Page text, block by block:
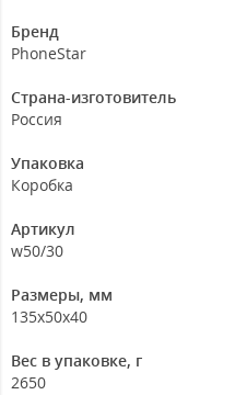
Бренд
PhoneStar
Страна-изготовитель
Россия
Упаковка
Коробка
Артикул
w50/30
Размеры, мм
135х50х40
Вес в упаковке, г
2650